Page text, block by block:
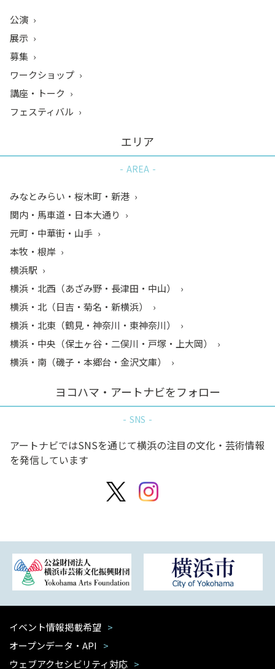
公演
展示
募集
ワークショップ
講座・トーク
フェスティバル
エリア
AREA
みなとみらい・桜木町・新港
関内・馬車道・日本大通り
元町・中華街・山手
本牧・根岸
横浜駅
横浜・北西（あざみ野・長津田・中山）
横浜・北（日吉・菊名・新横浜）
横浜・北東（鶴見・神奈川・東神奈川）
横浜・中央（保土ヶ谷・二俣川・戸塚・上大岡）
横浜・南（磯子・本郷台・金沢文庫）
ヨコハマ・アートナビをフォロー
SNS
アートナビではSNSを通じて横浜の注目の文化・芸術情報
を発信しています
イベント情報掲載希望
オープンデータ・API
ウェブアクセシビリティ対応